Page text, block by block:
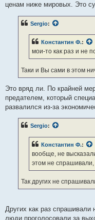
ценам ниже мировых. Это
Sergio:
Константин Ф.:
мои-то как раз и не
Таки и Вы сами в этом
Это вряд ли. По крайней
предателем, который
развалился из-за
Sergio:
Константин Ф.:
вообще, не
этом не спрашивали,
Так других не
Других как раз
люди проголосовали за